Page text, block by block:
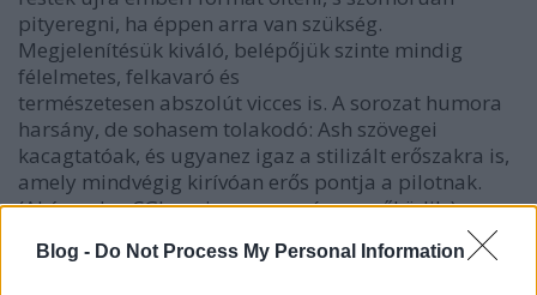
Blog - Do Not Process My Personal Information
pityeregni, ha éppen arra van szükség.
Megjelenítésük kiváló, belépőjük szinte mindig
félelmetes, felkavaró és
természetesen abszolút vicces is. A sorozat humora
harsány, de sohasem tolakodó: Ash szövegei
kacagtatóak, és ugyanez igaz a stilizált erőszakra is,
amely mindvégig kirívóan erős pontja a pilotnak.
(Akárcsak a CGI, ami nagyon szépen működik.)
És tudjátok, mi a legjobb? Az, hogy a széria első